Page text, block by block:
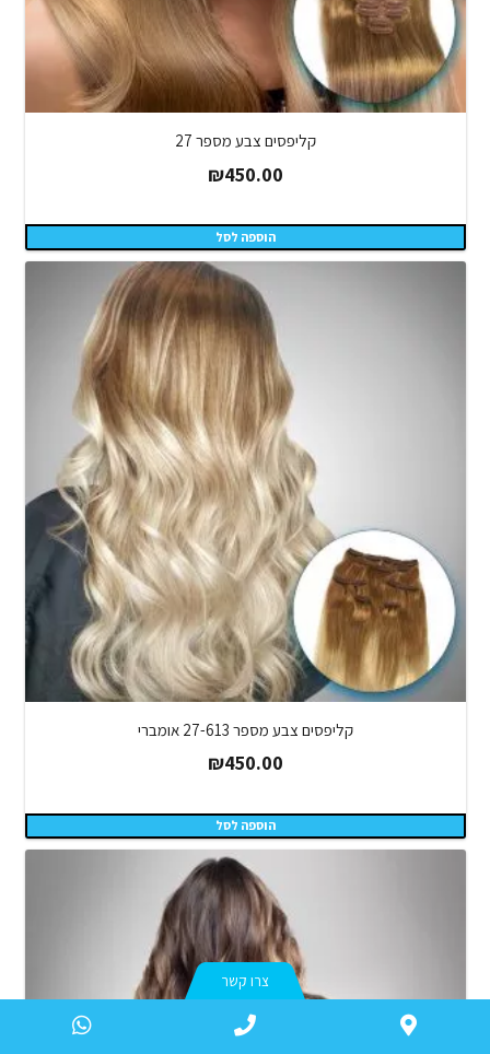
קליפסים צבע מספר 27
₪450.00
הוספה לסל
קליפסים צבע מספר 27-613 אומברי
₪450.00
הוספה לסל
צרו קשר